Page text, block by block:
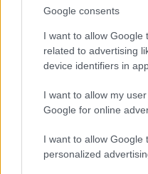
Google consents
I want to allow Google
related to advertising
device identifiers in
I want to allow my
Google for online
I want to allow Google
personalized
rakétázása miatt
HÍREK